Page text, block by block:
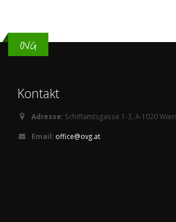
OVG
Kontakt
Adresse: Schiffamtsgasse 1-3, A-1020 Wien
Email: office@ovg.at